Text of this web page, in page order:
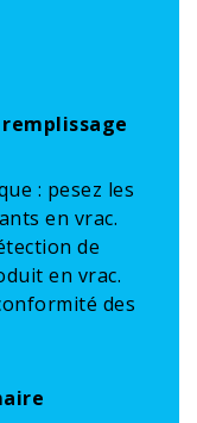
: pesez les
en vrac.
de
en vrac.
des